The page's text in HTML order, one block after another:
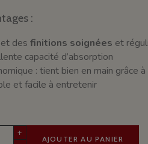
:
des finitions soignées et
capacité d’absorption
: tient bien en main grâce
et facile à entretenir
+
AJOUTER AU PANIER